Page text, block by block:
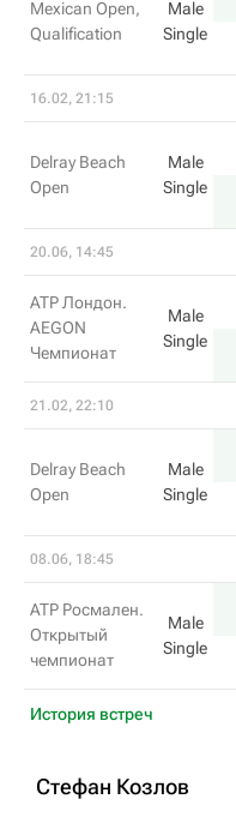
Mexican Open,
Qualification
Male
Single
16.02, 21:15
Delray Beach
Open
Male
Single
20.06, 14:45
ATP Лондон.
AEGON
Чемпионат
Male
Single
21.02, 22:10
Delray Beach
Open
Male
Single
08.06, 18:45
ATP Росмален.
Открытый
чемпионат
Male
Single
История встреч
Стефан Козлов